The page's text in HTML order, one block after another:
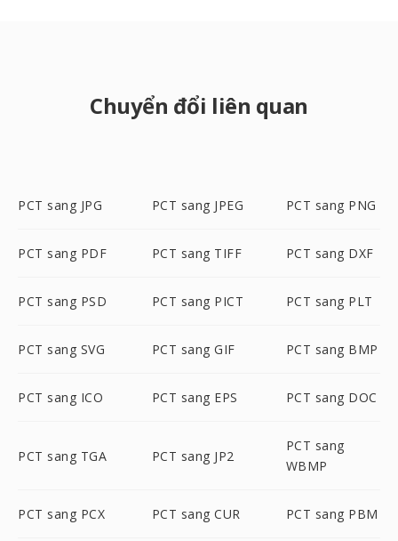
Chuyển đổi liên quan
PCT sang JPG PCT sang JPEG PCT sang PNG
PCT sang PDF PCT sang TIFF PCT sang DXF
PCT sang PSD PCT sang PICT PCT sang PLT
PCT sang SVG PCT sang GIF PCT sang BMP
PCT sang ICO PCT sang EPS PCT sang DOC
PCT sang TGA PCT sang JP2
PCT sang
WBMP
PCT sang PCX PCT sang CUR PCT sang PBM